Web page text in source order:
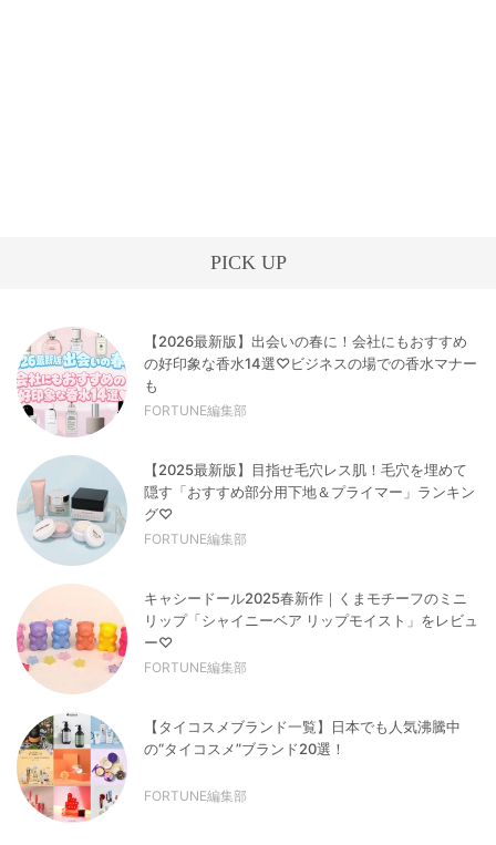
PICK UP
【2026最新版】出会いの春に！会社にもおすすめ
の好印象な香水14選♡ビジネスの場での香水マナー
も
FORTUNE編集部
【2025最新版】目指せ毛穴レス肌！毛穴を埋めて
隠す「おすすめ部分用下地＆プライマー」ランキン
グ♡
FORTUNE編集部
キャシードール2025春新作｜くまモチーフのミニ
リップ「シャイニーベア リップモイスト」をレビュ
ー♡
FORTUNE編集部
【タイコスメブランド一覧】日本でも人気沸騰中
の“タイコスメ”ブランド20選！
FORTUNE編集部